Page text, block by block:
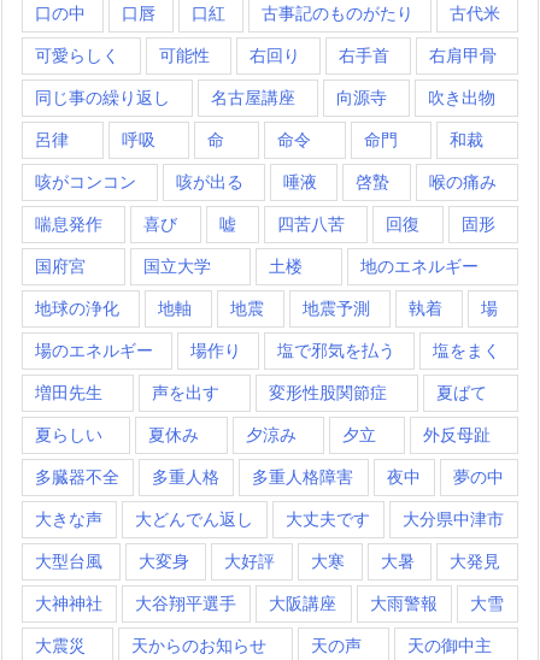
口の中 口唇 口紅 古事記のものがたり 古代米
可愛らしく 可能性 右回り 右手首 右肩甲骨
同じ事の繰り返し 名古屋講座 向源寺 吹き出物
呂律 呼吸 命 命令 命門 和裁
咳がコンコン 咳が出る 唾液 啓蟄 喉の痛み
喘息発作 喜び 嘘 四苦八苦 回復 固形
国府宮 国立大学 土楼 地のエネルギー
地球の浄化 地軸 地震 地震予測 執着 場
場のエネルギー 場作り 塩で邪気を払う 塩をまく
増田先生 声を出す 変形性股関節症 夏ばて
夏らしい 夏休み 夕涼み 夕立 外反母趾
多臓器不全 多重人格 多重人格障害 夜中 夢の中
大きな声 大どんでん返し 大丈夫です 大分県中津市
大型台風 大変身 大好評 大寒 大暑 大発見
大神神社 大谷翔平選手 大阪講座 大雨警報 大雪
大震災 天からのお知らせ 天の声 天の御中主